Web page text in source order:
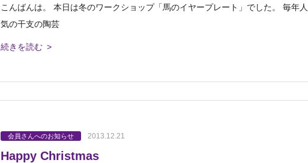
こんばんは。 本日は冬のワークショップ「馬のイヤープレート」でした。 毎年人
気の干支の陶芸
続きを読む >
会員さんへのお知らせ 2013.12.21
Happy Christmas